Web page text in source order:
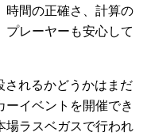
時間の正確さ、計算の
レーヤーも安心して
れるかどうかはまだ
イベントを開催でき
場ラスベガスで行われ